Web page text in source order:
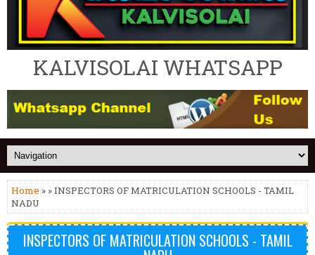
KALVISOLAI WHATSAPP
Home » » INSPECTORS OF MATRICULATION SCHOOLS - TAMIL
NADU
INSPECTORS OF MATRICULATION SCHOOLS - TAMIL